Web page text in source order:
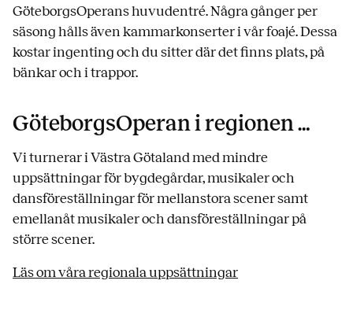
GöteborgsOperans huvudentré. Några gånger per
säsong hålls även kammarkonserter i vår foajé. Dessa
kostar ingenting och du sitter där det finns plats, på
bänkar och i trappor.
GöteborgsOperan i regionen …
Vi turnerar i Västra Götaland med mindre
uppsättningar för bygdegårdar, musikaler och
dansföreställningar för mellanstora scener samt
emellanåt musikaler och dansföreställningar på
större scener.
Läs om våra regionala uppsättningar